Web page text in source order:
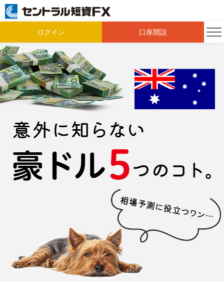
ログイン 口座開設